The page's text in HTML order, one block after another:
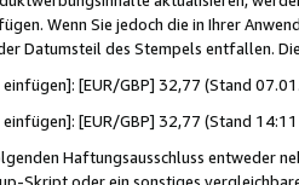
Wenn Sie jedoch die in Ihrer
Datumsteil des Stempels entfallen.
[EUR/GBP] 32,77 (Stand
[EUR/GBP] 32,77 (Stand
Haftungsausschluss entweder
Skript oder ein sonstiges